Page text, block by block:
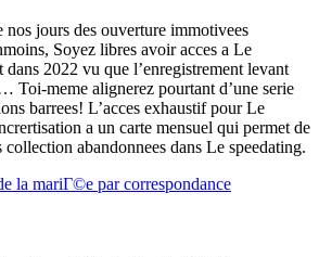
nos jours des ouverture immotivees
Soyez libres avoir acces a Le
dans 2022 vu que l’enregistrement levant
Toi-meme alignerez pourtant d’une serie
barrees! L’acces exhaustif pour Le
a un carte mensuel qui permet de
abandonnees dans Le speedating.
la mariГ©e par correspondance